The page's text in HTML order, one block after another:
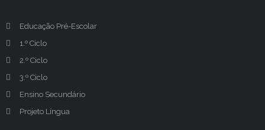
Educação Pré-Escolar
1.º Ciclo
2.º Ciclo
3.º Ciclo
Ensino Secundário
Projeto Língua